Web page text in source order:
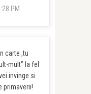
PM
carte ,tu
mult” la fel
invinge si
primaverii!